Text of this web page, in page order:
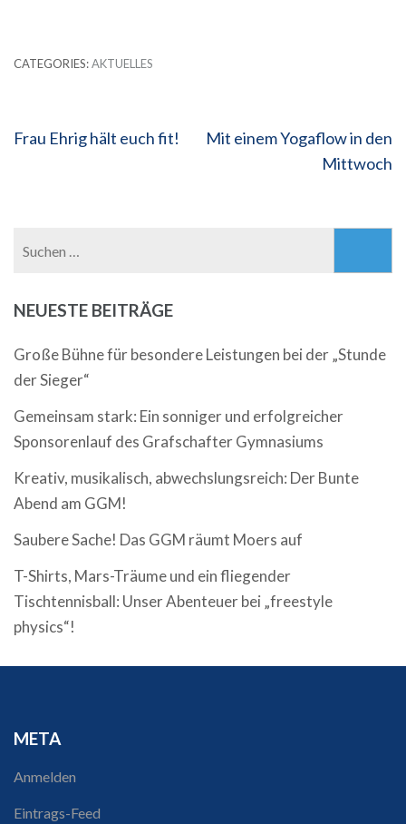
CATEGORIES:AKTUELLES
Beitragsnavigation
Frau Ehrig hält euch fit!
Mit einem Yogaflow in den
Mittwoch
NEUESTE BEITRÄGE
Große Bühne für besondere Leistungen bei der „Stunde
der Sieger“
Gemeinsam stark: Ein sonniger und erfolgreicher
Sponsorenlauf des Grafschafter Gymnasiums
Kreativ, musikalisch, abwechslungsreich: Der Bunte
Abend am GGM!
Saubere Sache! Das GGM räumt Moers auf
T-Shirts, Mars-Träume und ein fliegender
Tischtennisball: Unser Abenteuer bei „freestyle
physics“!
META
Anmelden
Eintrags-Feed